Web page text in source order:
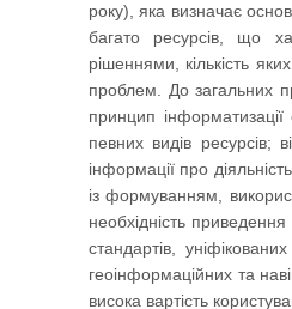
року), яка визначає
багато ресурсів, що
рішеннями, кількість
проблем. До загальних
принцип
певних видів ресурсів;
інформації про
із формуванням,
необхідність
стандартів,
геоінформаційних та
висока вартість